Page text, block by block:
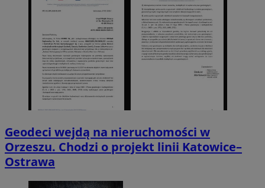
Geodeci wejdą na nieruchomości w
Orzeszu. Chodzi o projekt linii Katowice–
Ostrawa